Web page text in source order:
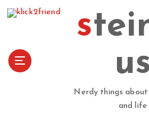
steinla
us
Nerdy things
and life